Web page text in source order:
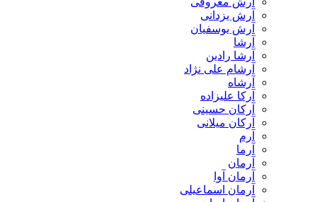
آرش یزدانی
آرش یوسفیان
آرشا
آرشا رادین
آرشام علی نژاد
آرشاه
آرکا علیزاده
آرکان حسینی
آرکان میلانی
آرم
آرما
آرمان
آرمان آوا
آرمان اسماعیلی